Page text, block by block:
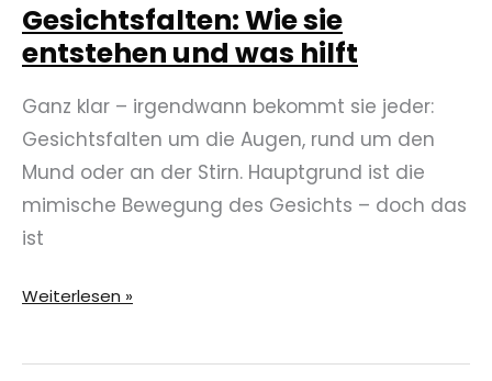
Gesichtsfalten: Wie sie
entstehen und was hilft
Ganz klar – irgendwann bekommt sie jeder:
Gesichtsfalten um die Augen, rund um den
Mund oder an der Stirn. Hauptgrund ist die
mimische Bewegung des Gesichts – doch das
ist
Gesichtsfalten:
sie
Weiterlesen »